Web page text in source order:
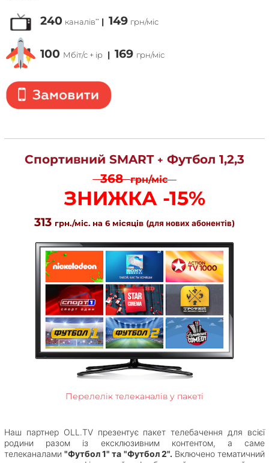
240 каналів** | 149 грн/міс
100 Мбіт/с + ip | 169 грн/міс
Спортивний SMART + Футбол 1,2,3
368 грн/міс
ЗНИЖКА -15%
313 грн./міс. на 6 місяців (для нових абонентів)
Перелелік телеканалів у пакеті
Наш партнер OLL.TV презентує пакет телебачення для всієї
родини разом із ексклюзивним контентом, а саме
телеканалами"Футбол 1" та "Футбол 2". Включено тематичний